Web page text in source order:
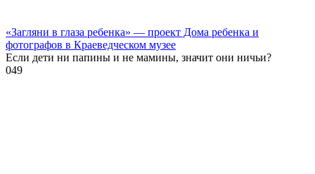
«Загляни в глаза ребенка» — проект Дома ребенка и
фотографов в Краеведческом музее
Если дети ни папины и не мамины, значит они ничьи?
049